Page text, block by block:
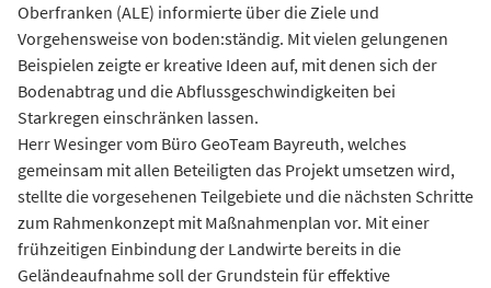
Oberfranken (ALE) informierte über die Ziele und
Vorgehensweise von boden:ständig. Mit vielen gelungenen
Beispielen zeigte er kreative Ideen auf, mit denen sich der
Bodenabtrag und die Abflussgeschwindigkeiten bei
Starkregen einschränken lassen.
Herr Wesinger vom Büro GeoTeam Bayreuth, welches
gemeinsam mit allen Beteiligten das Projekt umsetzen wird,
stellte die vorgesehenen Teilgebiete und die nächsten Schritte
zum Rahmenkonzept mit Maßnahmenplan vor. Mit einer
frühzeitigen Einbindung der Landwirte bereits in die
Geländeaufnahme soll der Grundstein für effektive